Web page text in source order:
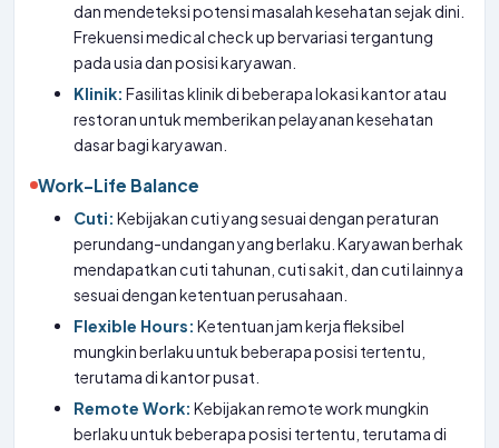
dan mendeteksi potensi masalah kesehatan sejak dini.
Frekuensi medical check up bervariasi tergantung
pada usia dan posisi karyawan.
Klinik: Fasilitas klinik di beberapa lokasi kantor atau
restoran untuk memberikan pelayanan kesehatan
dasar bagi karyawan.
Work-Life Balance
Cuti: Kebijakan cuti yang sesuai dengan peraturan
perundang-undangan yang berlaku. Karyawan berhak
mendapatkan cuti tahunan, cuti sakit, dan cuti lainnya
sesuai dengan ketentuan perusahaan.
Flexible Hours: Ketentuan jam kerja fleksibel
mungkin berlaku untuk beberapa posisi tertentu,
terutama di kantor pusat.
Remote Work: Kebijakan remote work mungkin
berlaku untuk beberapa posisi tertentu, terutama di